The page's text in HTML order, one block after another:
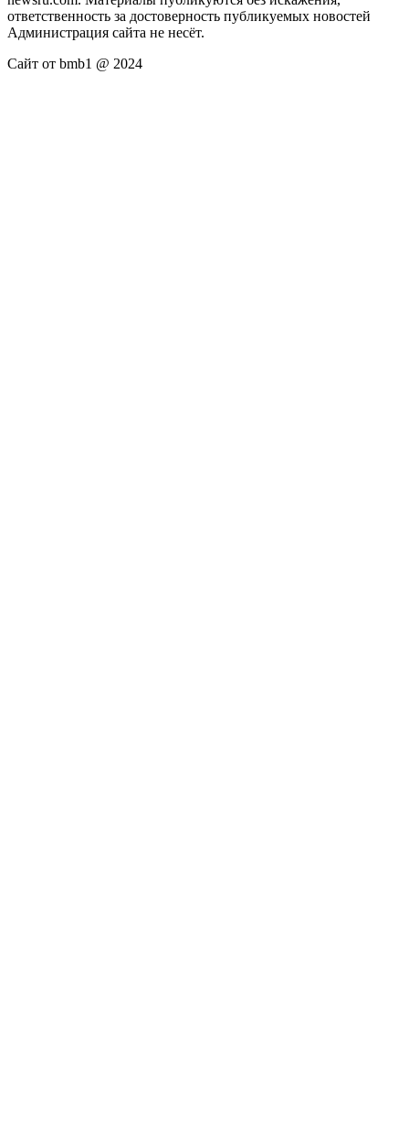
ответственность за достоверность публикуемых новостей
Администрация сайта не несёт.
Сайт от bmb1 @ 2024